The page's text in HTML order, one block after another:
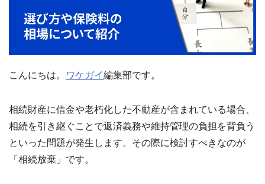
🏠
訳
り
件
売
却
つ
い
▾
こんにちは。 ワケガイ編集部です。
相続財産に借金や老朽化した不動産が含まれている場合、
相続を引き継ぐことで返済義務や維持管理の負担を背負う
といった問題が発生します。その際に検討すべきなのが
「相続放棄」です。